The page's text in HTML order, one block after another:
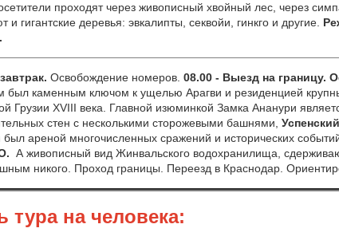
проходят через живописный хвойный лес, через
и гигантские деревья: эвкалипты, секвойи, гинкго и другие.
Освобождение номеров. 08.00 - Выезд на границу.
был каменным ключом к ущелью Арагви и резиденцией
Грузии XVIII века. Главной изюминкой Замка Ананури
стен с несколькими сторожевыми башнями,
ареной многочисленных сражений и исторических
А живописный вид Жинвальского водохранилища,
никого. Проход границы. Переезд в Краснодар.
тура на человека: